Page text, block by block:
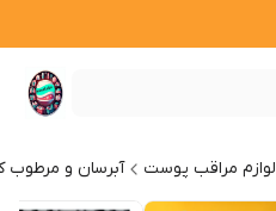
لوازم مراقب پوست آبرسان و مرطوب